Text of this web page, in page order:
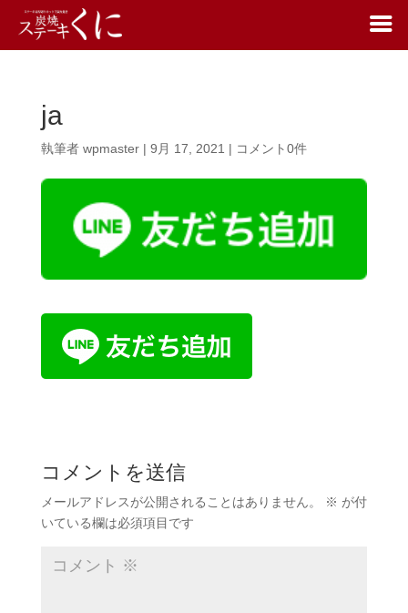
ja
執筆者 wpmaster| 9月 17, 2021 | コメント0件
コメントを送信
メールアドレスが公開されることはありません。 ※ が付
いている欄は必須項目です